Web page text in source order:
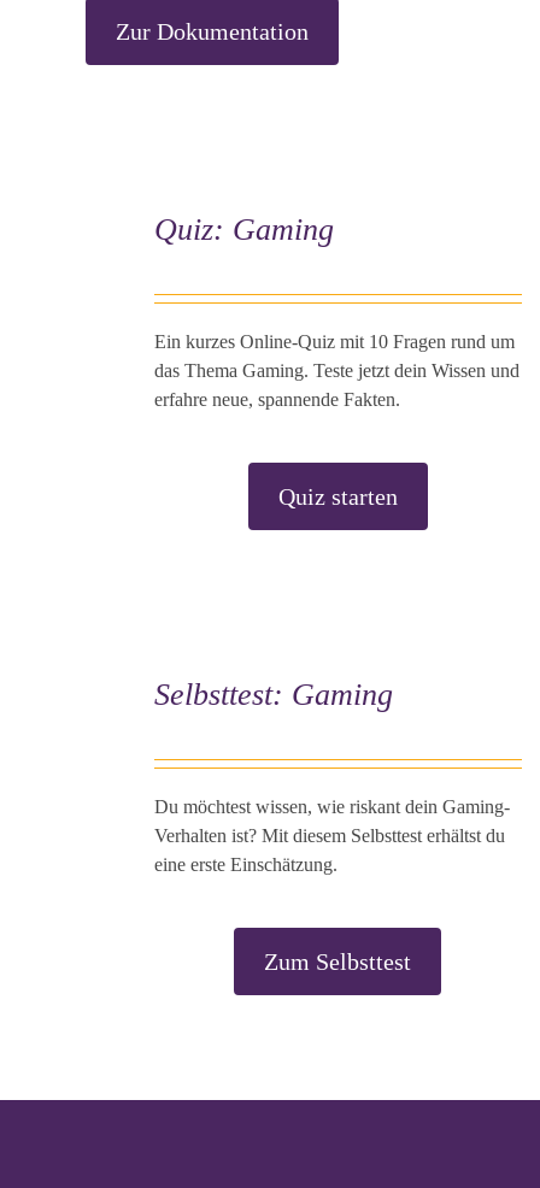
Zur Dokumentation
Quiz: Gaming
Ein kurzes Online-Quiz mit 10 Fragen rund um
das Thema Gaming. Teste jetzt dein Wissen und
erfahre neue, spannende Fakten.
Quiz starten
Selbsttest: Gaming
Du möchtest wissen, wie riskant dein Gaming-
Verhalten ist? Mit diesem Selbsttest erhältst du
eine erste Einschätzung.
Zum Selbsttest